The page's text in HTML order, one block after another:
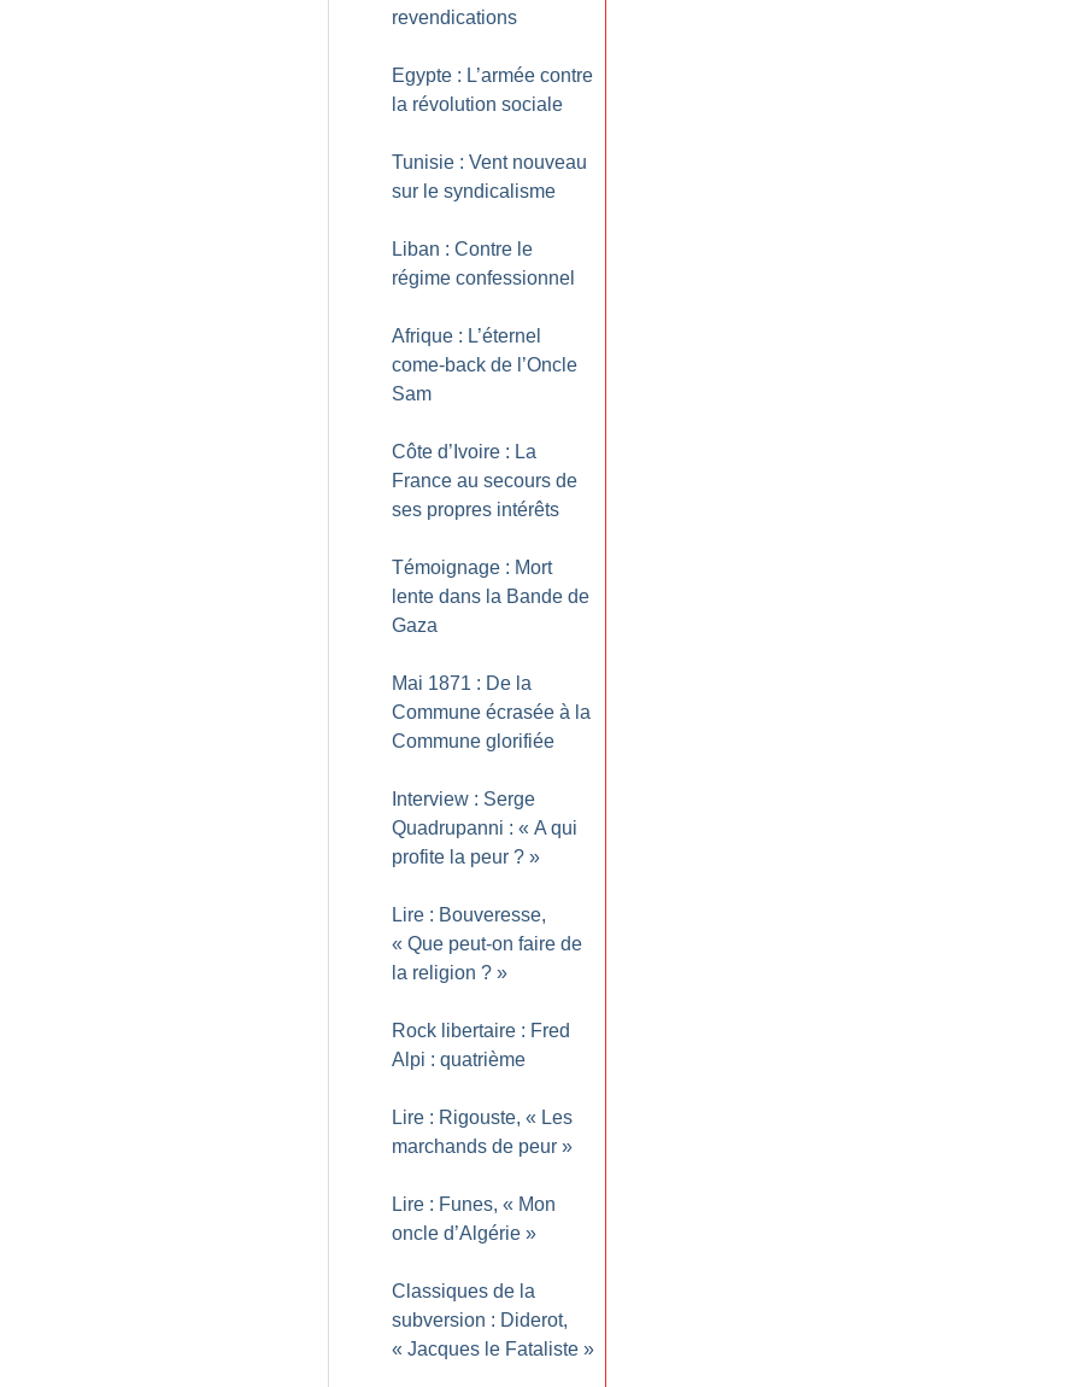
revendications
Egypte : L’armée contre
la révolution sociale
Tunisie : Vent nouveau
sur le syndicalisme
Liban : Contre le
régime confessionnel
Afrique : L’éternel
come-back de l’Oncle
Sam
Côte d’Ivoire : La
France au secours de
ses propres intérêts
Témoignage : Mort
lente dans la Bande de
Gaza
Mai 1871 : De la
Commune écrasée à la
Commune glorifiée
Interview : Serge
Quadrupanni : « A qui
profite la peur ? »
Lire : Bouveresse,
« Que peut-on faire de
la religion ? »
Rock libertaire : Fred
Alpi : quatrième
Lire : Rigouste, « Les
marchands de peur »
Lire : Funes, « Mon
oncle d’Algérie »
Classiques de la
subversion : Diderot,
« Jacques le Fataliste »